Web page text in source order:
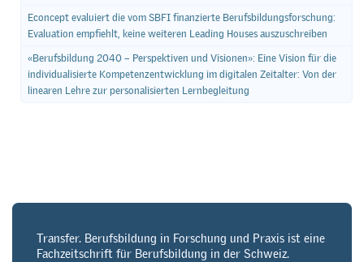
Econcept evaluiert die vom SBFI finanzierte Berufsbildungsforschung:
Evaluation empfiehlt, keine weiteren Leading Houses auszuschreiben
«Berufsbildung 2040 – Perspektiven und Visionen»: Eine Vision für die
individualisierte Kompetenzentwicklung im digitalen Zeitalter: Von der
linearen Lehre zur personalisierten Lernbegleitung
Transfer. Berufsbildung in Forschung und Praxis ist eine
Fachzeitschrift für Berufsbildung in der Schweiz.